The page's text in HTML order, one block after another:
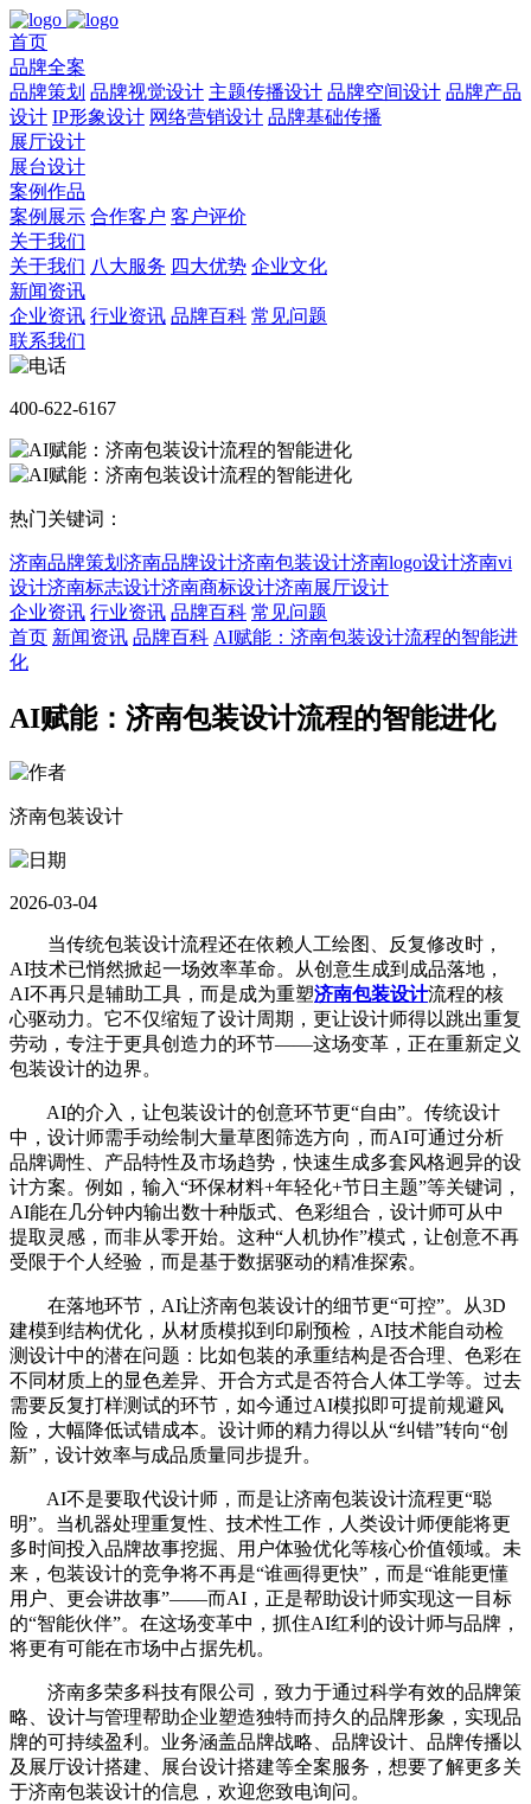
首页
品牌全案
品牌策划 品牌视觉设计 主题传播设计 品牌空间设计 品牌产品
设计 IP形象设计 网络营销设计 品牌基础传播
展厅设计
展台设计
案例作品
案例展示 合作客户 客户评价
关于我们
关于我们 八大服务 四大优势 企业文化
新闻资讯
企业资讯 行业资讯 品牌百科 常见问题
联系我们
400-622-6167
热门关键词：
济南品牌策划 济南品牌设计济南包装设计济南logo设计济南vi
设计济南标志设计济南商标设计济南展厅设计
企业资讯 行业资讯 品牌百科 常见问题
首页 新闻资讯 品牌百科 AI赋能：济南包装设计流程的智能进
化
AI赋能：济南包装设计流程的智能进化
济南包装设计
2026-03-04
当传统包装设计流程还在依赖人工绘图、反复修改时，
AI技术已悄然掀起一场效率革命。从创意生成到成品落地，
AI不再只是辅助工具，而是成为重塑济南包装设计流程的核
心驱动力。它不仅缩短了设计周期，更让设计师得以跳出重复
劳动，专注于更具创造力的环节——这场变革，正在重新定义
包装设计的边界。
AI的介入，让包装设计的创意环节更“自由”。传统设计
中，设计师需手动绘制大量草图筛选方向，而AI可通过分析
品牌调性、产品特性及市场趋势，快速生成多套风格迥异的设
计方案。例如，输入“环保材料+年轻化+节日主题”等关键词，
AI能在几分钟内输出数十种版式、色彩组合，设计师可从中
提取灵感，而非从零开始。这种“人机协作”模式，让创意不再
受限于个人经验，而是基于数据驱动的精准探索。
在落地环节，AI让济南包装设计的细节更“可控”。从3D
建模到结构优化，从材质模拟到印刷预检，AI技术能自动检
测设计中的潜在问题：比如包装的承重结构是否合理、色彩在
不同材质上的显色差异、开合方式是否符合人体工学等。过去
需要反复打样测试的环节，如今通过AI模拟即可提前规避风
险，大幅降低试错成本。设计师的精力得以从“纠错”转向“创
新”，设计效率与成品质量同步提升。
AI不是要取代设计师，而是让济南包装设计流程更“聪
明”。当机器处理重复性、技术性工作，人类设计师便能将更
多时间投入品牌故事挖掘、用户体验优化等核心价值领域。未
来，包装设计的竞争将不再是“谁画得更快”，而是“谁能更懂
用户、更会讲故事”——而AI，正是帮助设计师实现这一目标
的“智能伙伴”。在这场变革中，抓住AI红利的设计师与品牌，
将更有可能在市场中占据先机。
济南多荣多科技有限公司，致力于通过科学有效的品牌策
略、设计与管理帮助企业塑造独特而持久的品牌形象，实现品
牌的可持续盈利。业务涵盖品牌战略、品牌设计、品牌传播以
及展厅设计搭建、展台设计搭建等全案服务，想要了解更多关
于济南包装设计的信息，欢迎您致电询问。